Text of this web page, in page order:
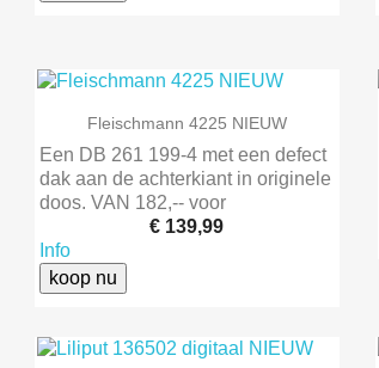
 Snel bekijken
Fleischmann 4225 NIEUW
Een DB 261 199-4 met een defect
dak aan de achterkiant in originele
doos. VAN 182,-- voor
€ 139,99
Info
koop nu